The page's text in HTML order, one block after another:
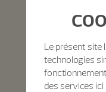
Le présent site
technologies
des services